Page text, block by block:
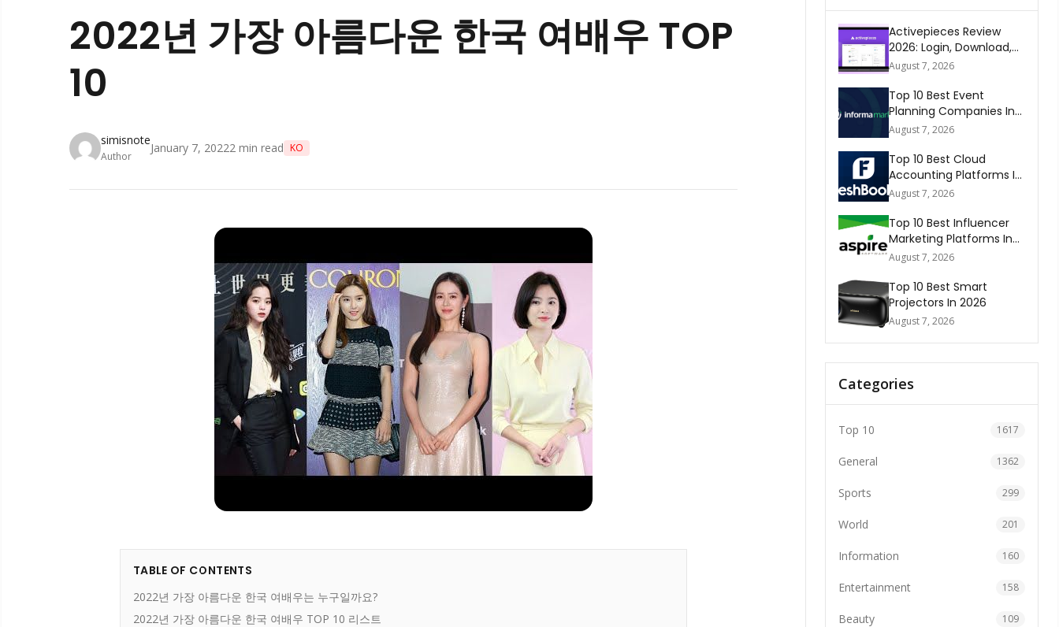
2022년 가장 아름다운 한국 여배우 TOP
10
simisnote
Author
January 7, 20222 min read KO
TABLE OF CONTENTS
2022년 가장 아름다운 한국 여배우는 누구일까요?
2022년 가장 아름다운 한국 여배우 TOP 10 리스트
Activepieces Review
2026: Login, Download,
AI, Pricing, Automation &
August 7, 2026
Top 10 Best Event
Planning Companies In
The World 2026
August 7, 2026
Top 10 Best Cloud
Accounting Platforms In
The World 2026
August 7, 2026
Top 10 Best Influencer
Marketing Platforms In
The World 2026
August 7, 2026
Top 10 Best Smart
Projectors In 2026
August 7, 2026
Categories
Top 10 1617
General 1362
Sports 299
World 201
Information 160
Entertainment 158
Beauty 109